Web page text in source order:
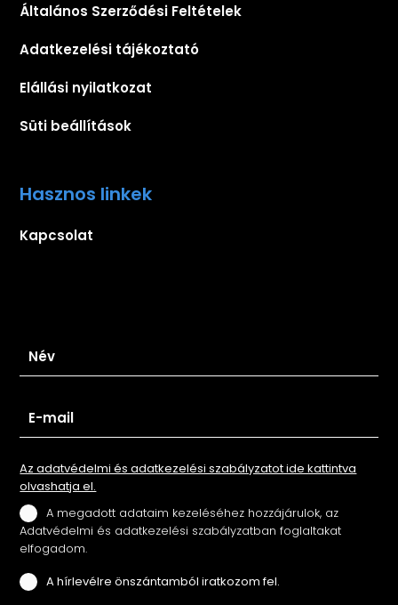
Általános Szerződési Feltételek
Adatkezelési tájékoztató
Elállási nyilatkozat
Süti beállítások
Hasznos linkek
Kapcsolat
Az adatvédelmi és adatkezelési szabályzatot ide kattintva
olvashatja el.
A megadott adataim kezeléséhez hozzájárulok, az
Adatvédelmi és adatkezelési szabályzatban foglaltakat
elfogadom.
A hírlevélre önszántamból iratkozom fel.